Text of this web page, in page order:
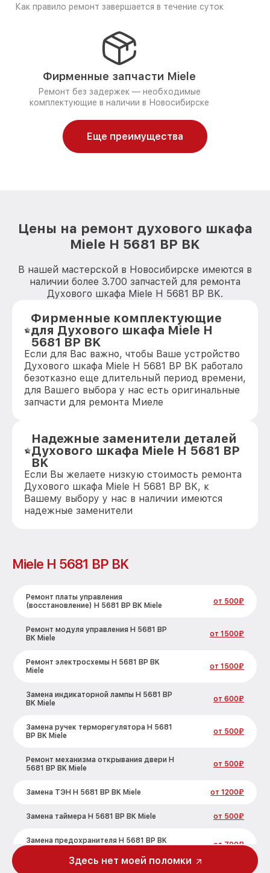
Как правило ремонт завершается в течение суток
Фирменные запчасти Miele
Ремонт без задержек — необходимые
комплектующие в наличии в Новосибирске
Еще преимущества
Цены на ремонт духового шкафа
Miele H 5681 BP BK
В нашей мастерской в Новосибирске имеются в
наличии более 3.700 запчастей для ремонта
Духового шкафа Miele H 5681 BP BK.
Фирменные комплектующие
для Духового шкафа Miele H
5681 BP BK
Если для Вас важно, чтобы Ваше устройство
Духового шкафа Miele H 5681 BP BK работало
безотказно еще длительный период времени,
для Вашего выбора у нас есть оригинальные
запчасти для ремонта Миеле
Надежные заменители деталей
Духового шкафа Miele H 5681 BP
BK
Если Вы желаете низкую стоимость ремонта
Духового шкафа Miele H 5681 BP BK, к
Вашему выбору у нас в наличии имеются
надежные заменители
Miele H 5681 BP BK
Ремонт платы управления
(восстановление) H 5681 BP BK Miele
от 500₽
Ремонт модуля управления H 5681 BP
BK Miele
от 1500₽
Ремонт электросхемы H 5681 BP BK
Miele
от 1500₽
Замена индикаторной лампы H 5681 BP
BK Miele
от 600₽
Замена ручек терморегулятора H 5681
BP BK Miele
от 500₽
Ремонт механизма открывания двери H
5681 BP BK Miele
от 500₽
Замена ТЭН H 5681 BP BK Miele от 1200₽
Замена таймера H 5681 BP BK Miele от 500₽
Замена предохранителя H 5681 BP BK
от 700₽
Здесь нет моей поломки